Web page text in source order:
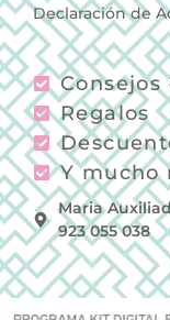
Declaración de
Regalos
Y mucho
Maria
923 055 038